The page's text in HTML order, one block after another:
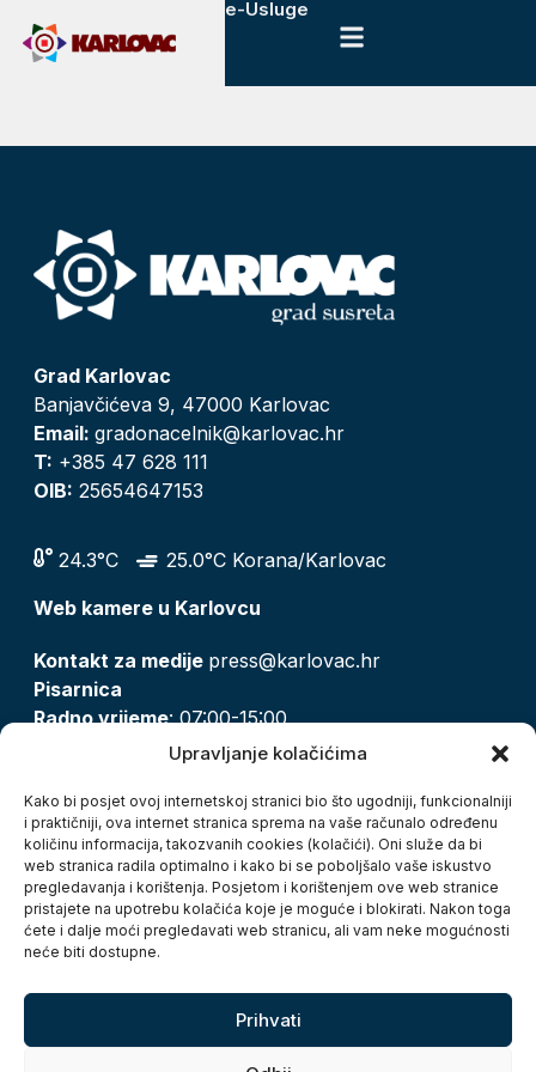
Upravljanje kolačićima
Kako bi posjet ovoj internetskoj stranici bio što ugodniji, funkcionalniji
i praktičniji, ova internet stranica sprema na vaše računalo određenu
količinu informacija, takozvanih cookies (kolačići). Oni služe da bi
web stranica radila optimalno i kako bi se poboljšalo vaše iskustvo
pregledavanja i korištenja. Posjetom i korištenjem ove web stranice
pristajete na upotrebu kolačića koje je moguće i blokirati. Nakon toga
ćete i dalje moći pregledavati web stranicu, ali vam neke mogućnosti
neće biti dostupne.
Prihvati
e-Usluge
Grad Karlovac
Banjavčićeva 9, 47000 Karlovac
Email: gradonacelnik@karlovac.hr
T: +385 47 628 111
OIB: 25654647153
24.3°C
25.0°C Korana/Karlovac
Web kamere u Karlovcu
Kontakt za medije press@karlovac.hr
Pisarnica
Radno vrijeme: 07:00-15:00
pisarnica@karlovac.hr
Zaštita osobnih podataka
Pristup informacijama
Kolačići
Izjava o pristupačnosti
Turistička zajednica grada Karlovca